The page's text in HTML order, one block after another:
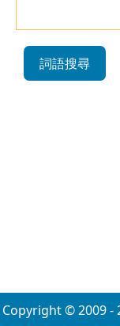
詞語搜尋
Copyright © 2009 -